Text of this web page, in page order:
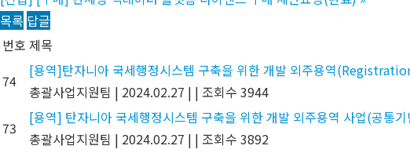
목록 답글
번호 제목
74
[용역]탄자니아 국세행정시스템 구축을 위한 개발 외주용역
총괄사업지원팀 | 2024.02.27 | | 조회수 3944
73
[용역] 탄자니아 국세행정시스템 구축을 위한 개발 외주용역 사업(공통
총괄사업지원팀 | 2024.02.27 | | 조회수 3892